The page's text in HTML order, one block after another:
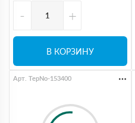
- +
В КОРЗИНУ
Арт. TepNo-153400